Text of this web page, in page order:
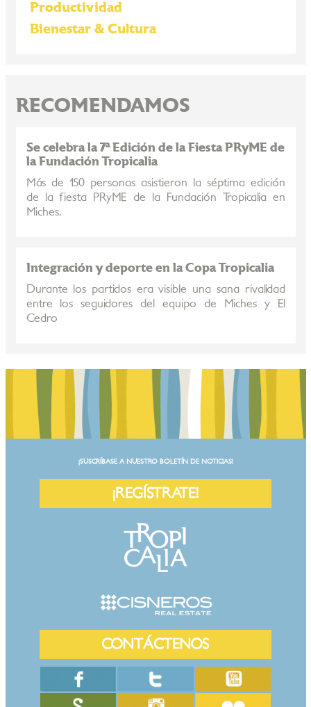
Productividad
Bienestar & Cultura
RECOMENDAMOS
Se celebra la 7ª Edición de la Fiesta PRyME de
la Fundación Tropicalia
Más de 150 personas asistieron la séptima edición
de la fiesta PRyME de la Fundación Tropicalia en
Miches.
Integración y deporte en la Copa Tropicalia
Durante los partidos era visible una sana rivalidad
entre los seguidores del equipo de Miches y El
Cedro
¡SUSCRÍBASE A NUESTRO BOLETÍN DE NOTICIAS!
¡REGÍSTRATE!
CONTÁCTENOS